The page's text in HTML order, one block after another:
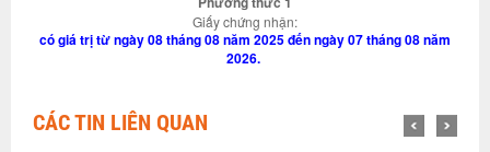
Giấy chứng nhận:
có giá trị từ ngày 08 tháng 08 năm 2025 đến ngày 07 tháng 08 năm
2026.
CÁC TIN LIÊN QUAN